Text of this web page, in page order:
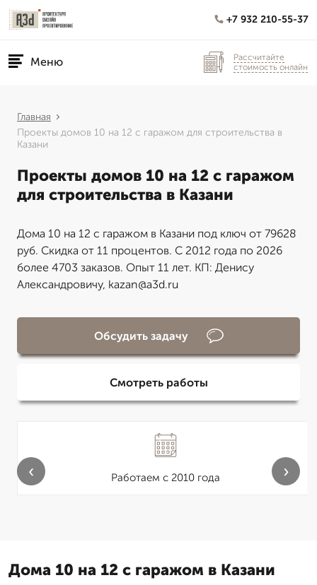
+7 932 210-55-37
Меню
Рассчитайте
стоимость онлайн
Главная
Проекты домов 10 на 12 с гаражом для строительства в
Казани
Проекты домов 10 на 12 с гаражом
для строительства в Казани
Дома 10 на 12 с гаражом в Казани под ключ от 79628
руб. Скидка от 11 процентов. С 2012 года по 2026
более 4703 заказов. Опыт 11 лет. КП: Денису
Александровичу, kazan@a3d.ru
Обсудить задачу
Смотреть работы
Работаем с 2010 года
‹ ›
Дома 10 на 12 с гаражом в Казани